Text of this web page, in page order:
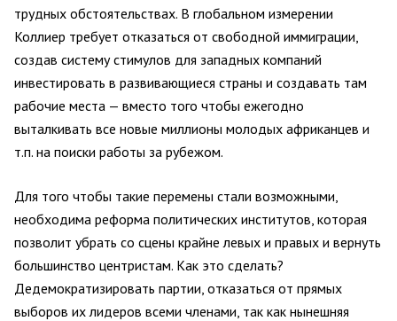
трудных обстоятельствах. В глобальном измерении
Коллиер требует отказаться от свободной иммиграции,
создав систему стимулов для западных компаний
инвестировать в развивающиеся страны и создавать там
рабочие места — вместо того чтобы ежегодно
выталкивать все новые миллионы молодых африканцев и
т.п. на поиски работы за рубежом.
Для того чтобы такие перемены стали возможными,
необходима реформа политических институтов, которая
позволит убрать со сцены крайне левых и правых и вернуть
большинство центристам. Как это сделать?
Дедемократизировать партии, отказаться от прямых
выборов их лидеров всеми членами, так как нынешняя